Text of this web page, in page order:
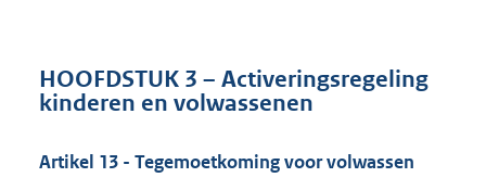
HOOFDSTUK 3 – Activeringsregeling
kinderen en volwassenen
Artikel 13 - Tegemoetkoming voor volwassen